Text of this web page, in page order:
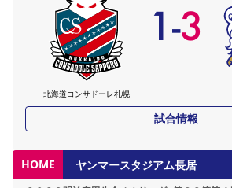
北海道コンサドーレ札幌
1-3
試合情報
HOME ヤンマースタジアム長居